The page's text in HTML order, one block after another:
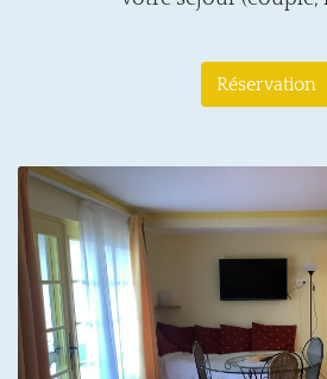
Réservation